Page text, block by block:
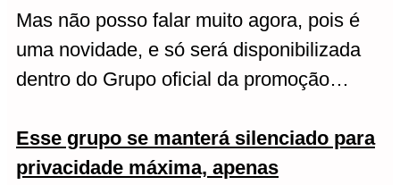
Mas não posso falar muito agora, pois é
uma novidade, e só será disponibilizada
dentro do Grupo oficial da promoção…
Esse grupo se manterá silenciado para
privacidade máxima, apenas